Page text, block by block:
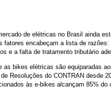
de elétricas no Brasil ainda
fatores encabeçam a lista de
e a falta de tratamento tributário
as bikes elétricas são equiparadas
Resoluções do CONTRAN desde
às e-bikes alcançam 85% do